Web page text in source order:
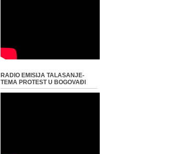
RADIO EMISIJA TALASANJE-
TEMA PROTEST U BOGOVAĐI